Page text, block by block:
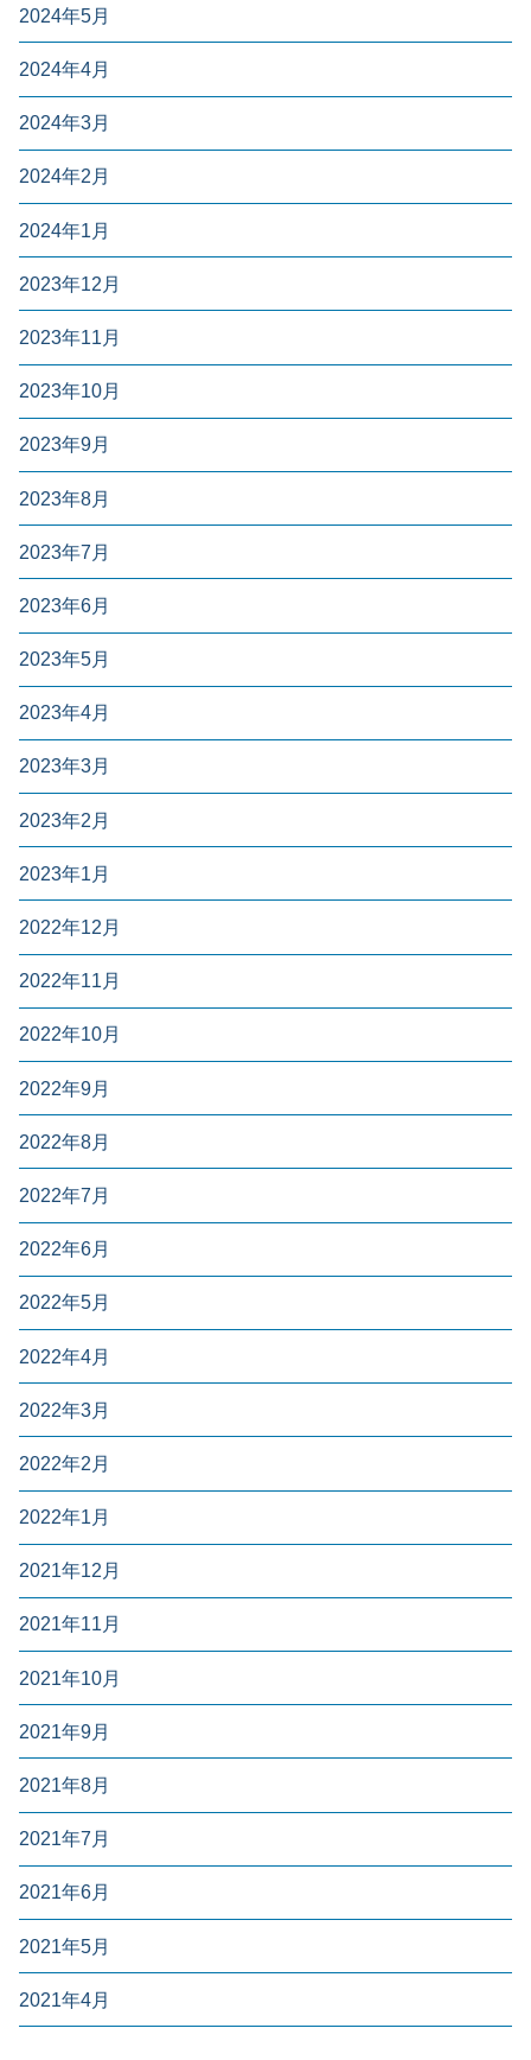
2024年5月
2024年4月
2024年3月
2024年2月
2024年1月
2023年12月
2023年11月
2023年10月
2023年9月
2023年8月
2023年7月
2023年6月
2023年5月
2023年4月
2023年3月
2023年2月
2023年1月
2022年12月
2022年11月
2022年10月
2022年9月
2022年8月
2022年7月
2022年6月
2022年5月
2022年4月
2022年3月
2022年2月
2022年1月
2021年12月
2021年11月
2021年10月
2021年9月
2021年8月
2021年7月
2021年6月
2021年5月
2021年4月